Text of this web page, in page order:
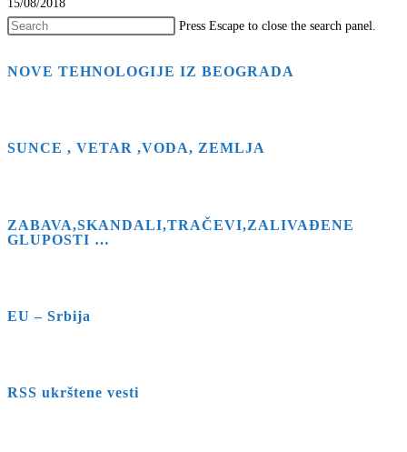
15/08/2018
Press Escape to close the search panel.
NOVE TEHNOLOGIJE IZ BEOGRADA
SUNCE , VETAR ,VODA, ZEMLJA
ZABAVA,SKANDALI,TRAČEVI,ZALIVAĐENE
GLUPOSTI …
EU – Srbija
RSS ukrštene vesti